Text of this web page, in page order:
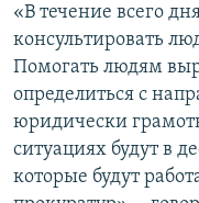
«В течение всего
консультировать
Помогать людям
определиться с
юридически
ситуациях будут в
которые будут